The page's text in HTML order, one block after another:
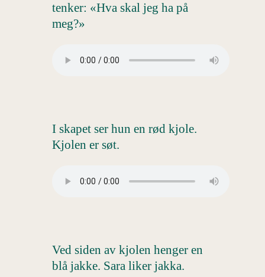
tenker: «Hva skal jeg ha på
meg?»
I skapet ser hun en rød kjole.
Kjolen er søt.
Ved siden av kjolen henger en
blå jakke. Sara liker jakka.